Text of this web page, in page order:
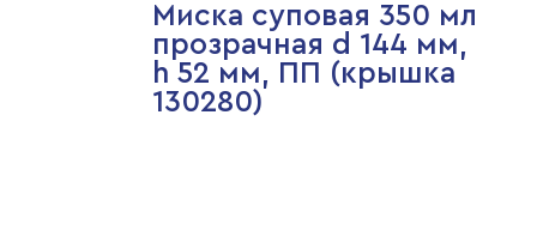
Миска суповая 350 мл
прозрачная d 144 мм,
h 52 мм, ПП (крышка
130280)